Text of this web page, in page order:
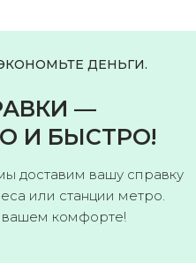
ДЕНЬГИ.
—
И БЫСТРО!
доставим вашу справку
или станции метро.
вашем комфорте!